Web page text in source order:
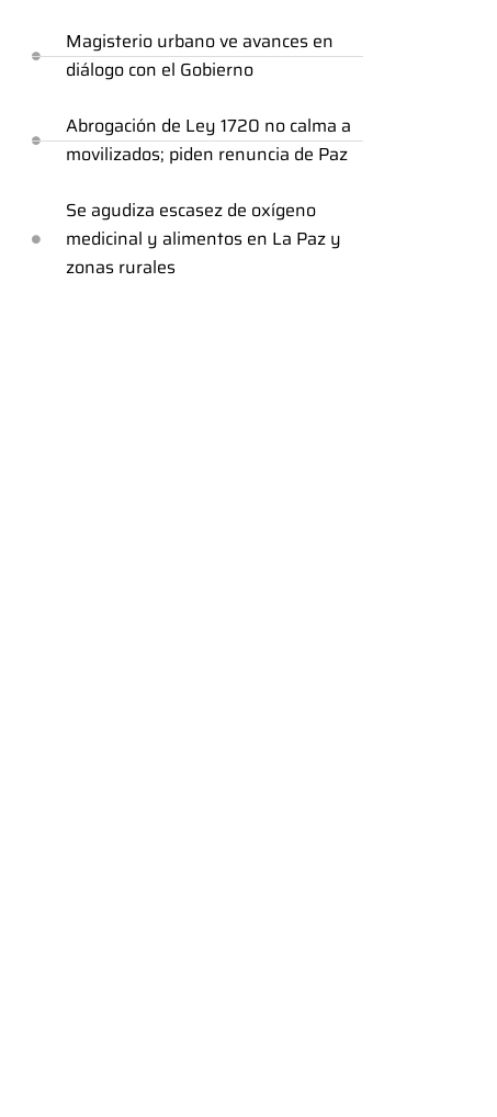
Magisterio urbano ve avances en
diálogo con el Gobierno
Abrogación de Ley 1720 no calma a
movilizados; piden renuncia de Paz
Se agudiza escasez de oxígeno
medicinal y alimentos en La Paz y
zonas rurales